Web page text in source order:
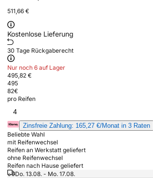
511,66 €
Kostenlose Lieferung
30 Tage Rückgaberecht
Nur noch 6 auf Lager
495,82 €
495
82€
pro Reifen
4
Zinsfreie Zahlung: 165,27 €/Monat in 3 Raten
Beliebte Wahl
mit Reifenwechsel
Reifen an Werkstatt geliefert
ohne Reifenwechsel
Reifen nach Hause geliefert
Do. 13.08. - Mo. 17.08.